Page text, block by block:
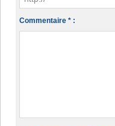
Commentaire * :